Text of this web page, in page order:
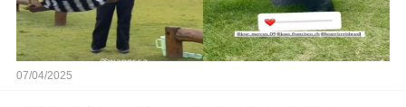
07/04/2025